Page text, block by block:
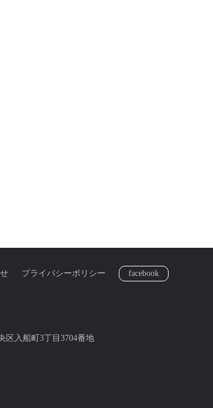
プライバシーポリシー facebook
区入船町3丁目3704番地